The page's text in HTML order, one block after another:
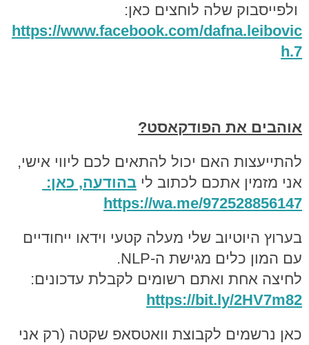
ולפייסבוק שלה לוחצים כאן:
https://www.facebook.com/dafna.leibovic
h.7
אוהבים את הפודקאסט?
להתייעצות האם יכול להתאים לכם ליווי אישי,
אני מזמין אתכם לכתוב לי בהודעה, כאן:
https://wa.me/972528856147
בערוץ היוטיוב שלי מעלה קטעי וידאו ייחודיים
עם המון כלים מגישת ה-NLP.
לחיצה אחת ואתם רשומים לקבלת עדכונים:
https://bit.ly/2HV7m82
כאן נרשמים לקבוצת וואטסאפ שקטה (רק אני